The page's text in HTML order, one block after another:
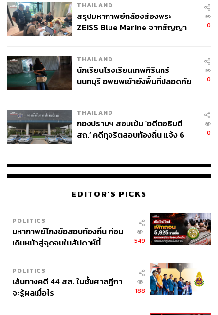
THAILAND
สรุปมหากาพย์กล้องส่องพระ
ZEISS Blue Marine จากสัญญา
จ่ายหนี้-แอบระบุแบรนด์
0
THAILAND
นักเรียนโรงเรียนเทพศิรินทร์
นนทบุรี อพยพเข้ายังพื้นที่ปลอดภัย
0
THAILAND
กองปราบฯ สอบเข้ม ‘อดีตอธิบดี
สถ.’ คดีทุจริตสอบท้องถิ่น แจ้ง 6
0
EDITOR'S PICKS
POLITICS
มหากาพย์โกงข้อสอบท้องถิ่น ก่อน
เดินหน้าสู่จุดจบในสัปดาห์นี้
549
POLITICS
เส้นทางคดี 44 สส. ในชั้นศาลฎีกา
จะรู้ผลเมื่อไร
188